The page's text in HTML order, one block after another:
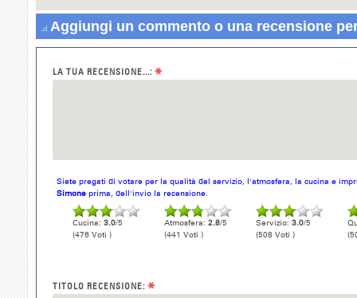
Aggiungi un commento o una recensione
LA TUA RECENSIONE...: *
Siete pregati di votare per la qualità del servizio, l'atmosfera, la cucina e
Simone prima, dell'invio la recensione.
Cucina: 3.0/5
(476 Voti )
Atmosfera: 2.8/5
(441 Voti )
Servizio: 3.0/5
(508 Voti )
TITOLO RECENSIONE: *